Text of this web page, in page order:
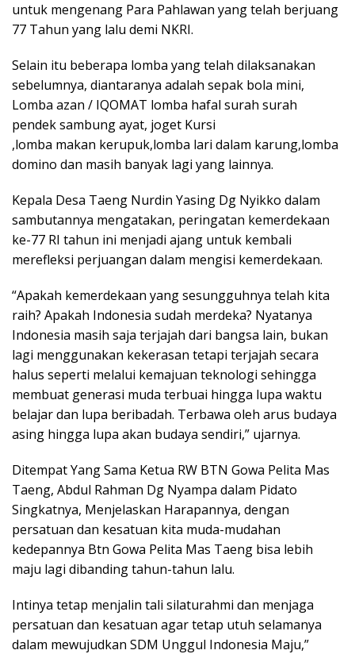
untuk mengenang Para Pahlawan yang telah berjuang
77 Tahun yang lalu demi NKRI.
Selain itu beberapa lomba yang telah dilaksanakan
sebelumnya, diantaranya adalah sepak bola mini,
Lomba azan / IQOMAT lomba hafal surah surah
pendek sambung ayat, joget Kursi
,lomba makan kerupuk,lomba lari dalam karung,lomba
domino dan masih banyak lagi yang lainnya.
Kepala Desa Taeng Nurdin Yasing Dg Nyikko dalam
sambutannya mengatakan, peringatan kemerdekaan
ke-77 RI tahun ini menjadi ajang untuk kembali
merefleksi perjuangan dalam mengisi kemerdekaan.
“Apakah kemerdekaan yang sesungguhnya telah kita
raih? Apakah Indonesia sudah merdeka? Nyatanya
Indonesia masih saja terjajah dari bangsa lain, bukan
lagi menggunakan kekerasan tetapi terjajah secara
halus seperti melalui kemajuan teknologi sehingga
membuat generasi muda terbuai hingga lupa waktu
belajar dan lupa beribadah. Terbawa oleh arus budaya
asing hingga lupa akan budaya sendiri,” ujarnya.
Ditempat Yang Sama Ketua RW BTN Gowa Pelita Mas
Taeng, Abdul Rahman Dg Nyampa dalam Pidato
Singkatnya, Menjelaskan Harapannya, dengan
persatuan dan kesatuan kita muda-mudahan
kedepannya Btn Gowa Pelita Mas Taeng bisa lebih
maju lagi dibanding tahun-tahun lalu.
Intinya tetap menjalin tali silaturahmi dan menjaga
persatuan dan kesatuan agar tetap utuh selamanya
dalam mewujudkan SDM Unggul Indonesia Maju,”